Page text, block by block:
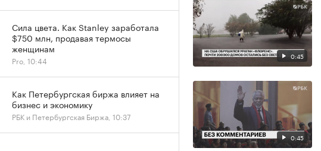
0:45
0:45
Сила цвета. Как Stanley заработала
$750 млн, продавая термосы
женщинам
Pro, 10:44
Как Петербургская биржа влияет на
бизнес и экономику
РБК и Петербургская Биржа, 10:37